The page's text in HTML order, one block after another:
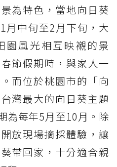
為特色，當地向日葵
月中旬至2月下旬，大
園風光相互映襯的景
節假期時，與家人一
而位於桃園市的「向
灣最大的向日葵主題
為每年5月至10月。除
放現場摘採體驗，讓
帶回家，十分適合親